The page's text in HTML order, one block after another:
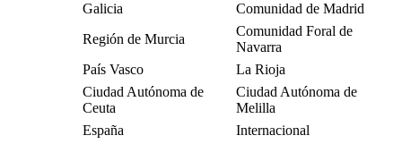
Galicia
Comunidad de Madrid
Región de Murcia
Comunidad Foral de
Navarra
País Vasco
La Rioja
Ciudad Autónoma de
Ceuta
Ciudad Autónoma de
Melilla
España
Internacional